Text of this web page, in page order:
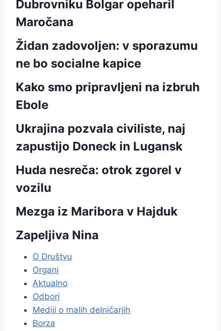
Dubrovniku Bolgar opeharil
Maročana
Židan zadovoljen: v sporazumu
ne bo socialne kapice
Kako smo pripravljeni na izbruh
Ebole
Ukrajina pozvala civiliste, naj
zapustijo Doneck in Lugansk
Huda nesreča: otrok zgorel v
vozilu
Mezga iz Maribora v Hajduk
Zapeljiva Nina
O Društvu
Organi
Aktualno
Odbori
Mediji o malih delničarjih
Borza